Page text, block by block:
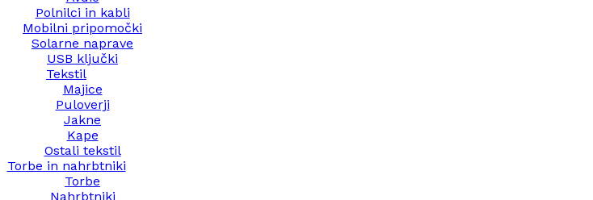
Polnilci in kabli
Mobilni pripomočki
Solarne naprave
USB ključki
Tekstil
Majice
Puloverji
Jakne
Kape
Ostali tekstil
Torbe in nahrbtniki
Torbe
Nahrbtniki